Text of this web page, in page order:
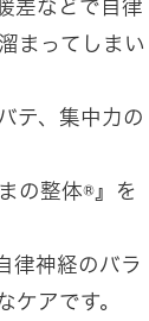
差などで自律
まってしまい
テ、集中力の
の整体®』を
律神経のバラ
ケアです。